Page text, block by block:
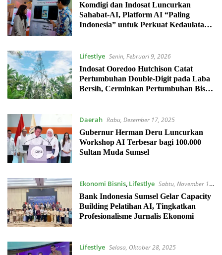
Komdigi dan Indosat Luncurkan
Sahabat-AI, Platform AI “Paling
Indonesia” untuk Perkuat Kedaulatan
Lifestlye Senin, Februari 9, 2026
Indosat Ooredoo Hutchison Catat
Pertumbuhan Double-Digit pada Laba
Bersih, Cerminkan Pertumbuhan Bisnis
Daerah Rabu, Desember 17, 2025
Gubernur Herman Deru Luncurkan
Workshop AI Terbesar bagi 100.000
Sultan Muda Sumsel
Ekonomi Bisnis, Lifestlye Sabtu, November 1,
2025
Bank Indonesia Sumsel Gelar Capacity
Building Pelatihan AI, Tingkatkan
Profesionalisme Jurnalis Ekonomi
Lifestlye Selasa, Oktober 28, 2025